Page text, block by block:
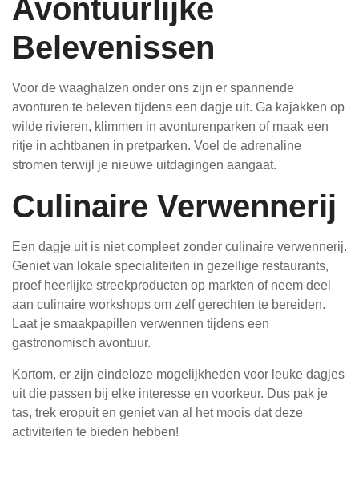
Avontuurlijke
Belevenissen
Voor de waaghalzen onder ons zijn er spannende
avonturen te beleven tijdens een dagje uit. Ga kajakken op
wilde rivieren, klimmen in avonturenparken of maak een
ritje in achtbanen in pretparken. Voel de adrenaline
stromen terwijl je nieuwe uitdagingen aangaat.
Culinaire Verwennerij
Een dagje uit is niet compleet zonder culinaire verwennerij.
Geniet van lokale specialiteiten in gezellige restaurants,
proef heerlijke streekproducten op markten of neem deel
aan culinaire workshops om zelf gerechten te bereiden.
Laat je smaakpapillen verwennen tijdens een
gastronomisch avontuur.
Kortom, er zijn eindeloze mogelijkheden voor leuke dagjes
uit die passen bij elke interesse en voorkeur. Dus pak je
tas, trek eropuit en geniet van al het moois dat deze
activiteiten te bieden hebben!